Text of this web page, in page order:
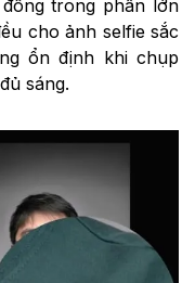
trong phần lớn
cho ảnh selfie sắc
ổn định khi chụp
sáng.